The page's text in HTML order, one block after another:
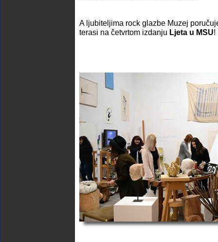
A ljubiteljima rock glazbe Muzej
terasi na četvrtom izdanju Ljeta u MSU!